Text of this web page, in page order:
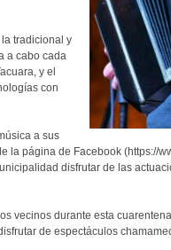
tradicional y
a cabo cada
y el
con
a sus
la página de Facebook (https://
disfrutar de las
vecinos durante esta
de espectáculos